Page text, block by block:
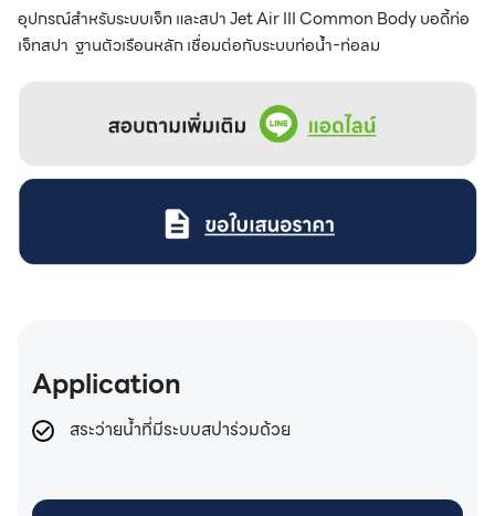
อุปกรณ์สำหรับระบบเจ็ท และสปา Jet Air III Common Body บอดี้ท่อ
เจ็ทสปา ฐานตัวเรือนหลัก เชื่อมต่อกับระบบท่อน้ำ-ท่อลม
Application
สระว่ายน้ำที่มีระบบสปาร่วมด้วย